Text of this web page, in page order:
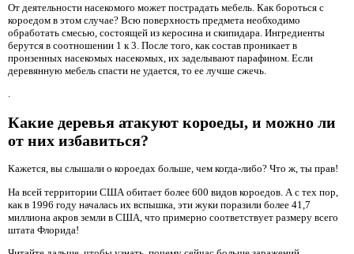
От деятельности насекомого может пострадать мебель. Как бороться с
короедом в этом случае? Всю поверхность предмета необходимо
обработать смесью, состоящей из керосина и скипидара. Ингредиенты
берутся в соотношении 1 к 3. После того, как состав проникает в
пронзенных насекомых насекомых, их заделывают парафином. Если
деревянную мебель спасти не удается, то ее лучше сжечь.
.
Какие деревья атакуют короеды, и можно ли
от них избавиться?
Кажется, вы слышали о короедах больше, чем когда-либо? Что ж, ты прав!
На всей территории США обитает более 600 видов короедов. А с тех пор,
как в 1996 году началась их вспышка, эти жуки поразили более 41,7
миллиона акров земли в США, что примерно соответствует размеру всего
штата Флорида!